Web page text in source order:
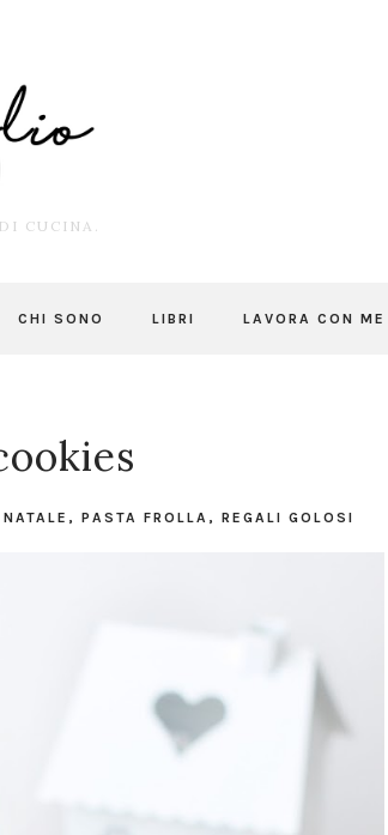
CUCINA.
CHI SONO LIBRI LAVORA CON ME
NATALE , PASTA FROLLA , REGALI GOLOSI